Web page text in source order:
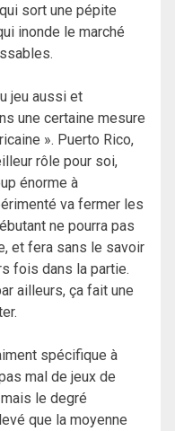
sort une pépite
inonde le marché
jeu aussi et
une certaine mesure
». Puerto Rico,
rôle pour soi,
énorme à
va fermer les
ne pourra pas
et fera sans le savoir
fois dans la partie.
ailleurs, ça fait une
spécifique à
mal de jeux de
le degré
que la moyenne